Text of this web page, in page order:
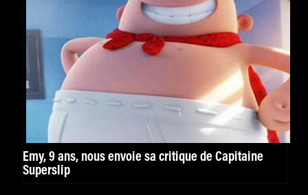
Emy, 9 ans, nous envoie sa critique de Capitaine
Superslip